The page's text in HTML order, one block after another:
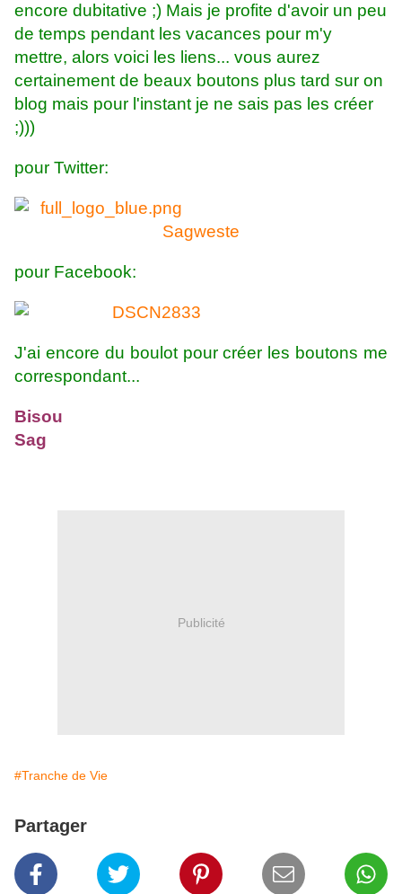
encore dubitative ;) Mais je profite d'avoir un peu
de temps pendant les vacances pour m'y
mettre, alors voici les liens... vous aurez
certainement de beaux boutons plus tard sur on
blog mais pour l'instant je ne sais pas les créer
;)))
pour Twitter:
Sagweste
pour Facebook:
J'ai encore du boulot pour créer les boutons me
correspondant...
Bisou
Sag
Publicité
#Tranche de Vie
Partager